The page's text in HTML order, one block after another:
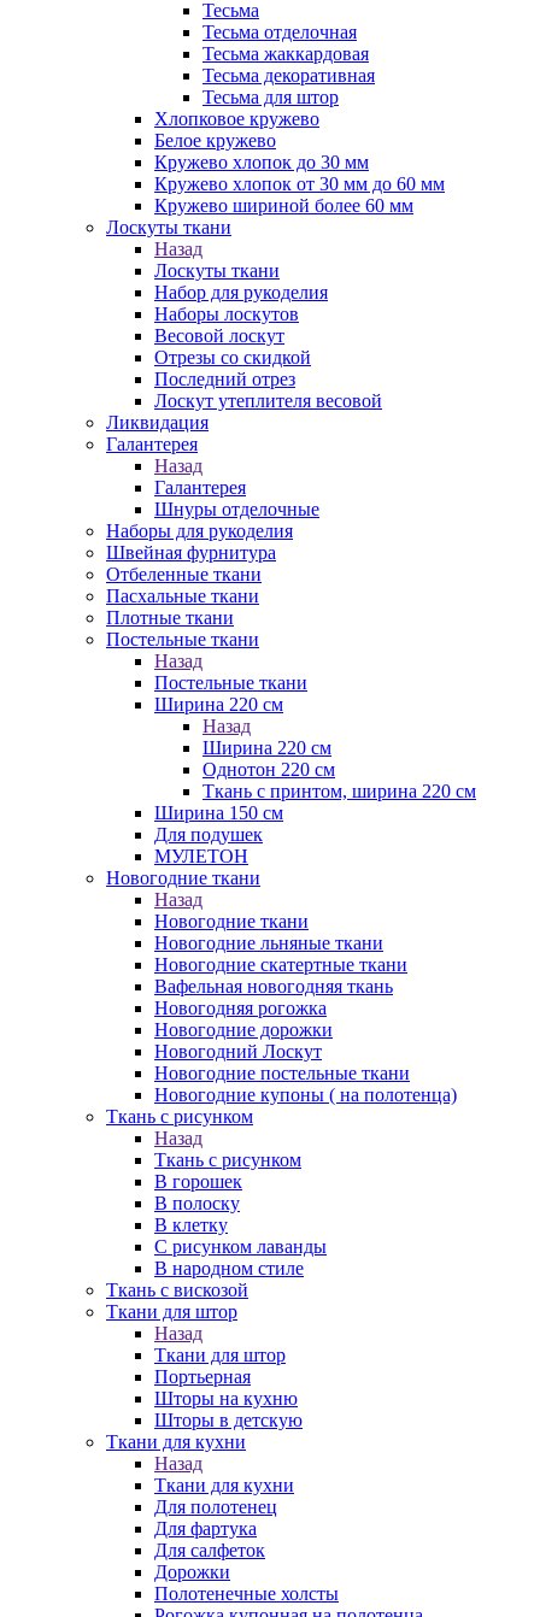
Тесьма
Тесьма отделочная
Тесьма жаккардовая
Тесьма декоративная
Тесьма для штор
Хлопковое кружево
Белое кружево
Кружево хлопок до 30 мм
Кружево хлопок от 30 мм до 60 мм
Кружево шириной более 60 мм
Лоскуты ткани
Назад
Лоскуты ткани
Набор для рукоделия
Наборы лоскутов
Весовой лоскут
Отрезы со скидкой
Последний отрез
Лоскут утеплителя весовой
Ликвидация
Галантерея
Назад
Галантерея
Шнуры отделочные
Наборы для рукоделия
Швейная фурнитура
Отбеленные ткани
Пасхальные ткани
Плотные ткани
Постельные ткани
Назад
Постельные ткани
Ширина 220 см
Назад
Ширина 220 см
Однотон 220 см
Ткань с принтом, ширина 220 см
Ширина 150 см
Для подушек
МУЛЕТОН
Новогодние ткани
Назад
Новогодние ткани
Новогодние льняные ткани
Новогодние скатертные ткани
Вафельная новогодняя ткань
Новогодняя рогожка
Новогодние дорожки
Новогодний Лоскут
Новогодние постельные ткани
Новогодние купоны ( на полотенца)
Ткань с рисунком
Назад
Ткань с рисунком
В горошек
В полоску
В клетку
С рисунком лаванды
В народном стиле
Ткань с вискозой
Ткани для штор
Назад
Ткани для штор
Портьерная
Шторы на кухню
Шторы в детскую
Ткани для кухни
Назад
Ткани для кухни
Для полотенец
Для фартука
Для салфеток
Дорожки
Полотенечные холсты